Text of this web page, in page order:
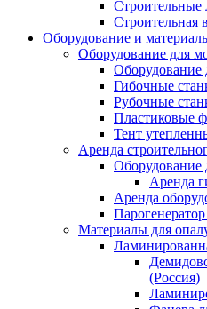
Строительные
Оборудование и
Оборудование для
Оборудование
Гибочные
Рубочные
Пластиковые
Тент
Аренда
Оборудование
Аренда
Аренда
Материалы для
(Россия)